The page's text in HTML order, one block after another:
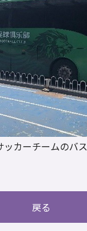
ッカーチームのバス
戻る